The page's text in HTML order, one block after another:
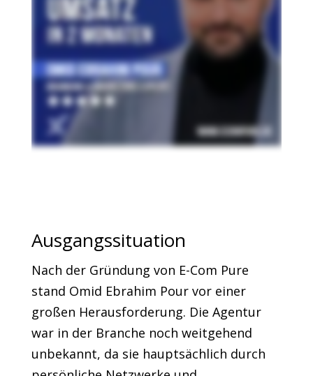
Ausgangssituation
Nach der Gründung von E-Com Pure
stand Omid Ebrahim Pour vor einer
großen Herausforderung. Die Agentur
war in der Branche noch weitgehend
unbekannt, da sie hauptsächlich durch